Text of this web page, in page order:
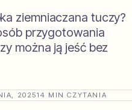
ziemniaczana tuczy?
przygotowania
można ją jeść bez
202514 MIN CZYTANIA